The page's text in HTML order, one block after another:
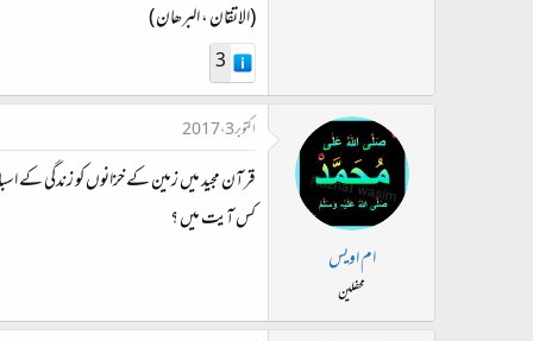
(الاتقان ، البرھان )
3
ام اویس
محفلین
اکتوبر 3، 2017
قرآن مجید میں زمین کے خزانوں کو زندگی کے
کس آیت میں ؟